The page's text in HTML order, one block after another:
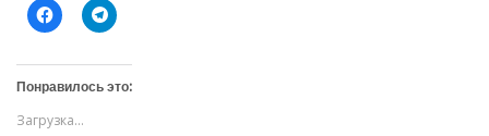
Н
а
и
т
е
ч
Н
а
и
т
е
Понравилось это:
Загрузка...